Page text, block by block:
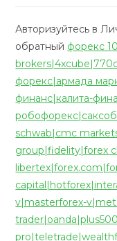
Авторизуйтесь в
обратный форекс
форекс|армада
финанс|калита-
schwab|cmc
group|fidelity|forex
v|masterforex-